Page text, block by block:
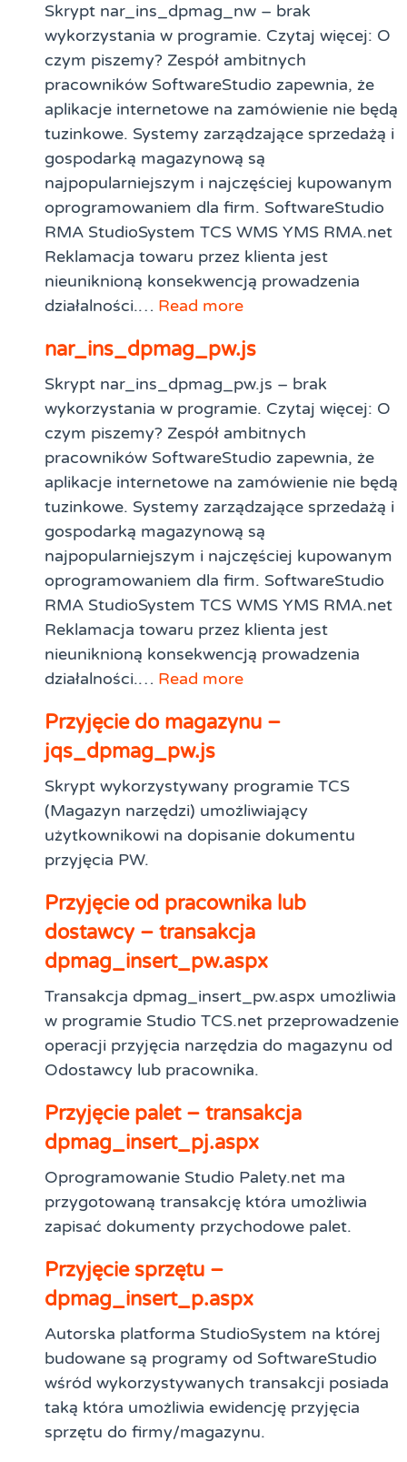
Skrypt nar_ins_dpmag_nw – brak
wykorzystania w programie. Czytaj więcej: O
czym piszemy? Zespół ambitnych
pracowników SoftwareStudio zapewnia, że
aplikacje internetowe na zamówienie nie będą
tuzinkowe. Systemy zarządzające sprzedażą i
gospodarką magazynową są
najpopularniejszym i najczęściej kupowanym
oprogramowaniem dla firm. SoftwareStudio
RMA StudioSystem TCS WMS YMS RMA.net
Reklamacja towaru przez klienta jest
nieuniknioną konsekwencją prowadzenia
działalności.… Read more
nar_ins_dpmag_pw.js
Skrypt nar_ins_dpmag_pw.js – brak
wykorzystania w programie. Czytaj więcej: O
czym piszemy? Zespół ambitnych
pracowników SoftwareStudio zapewnia, że
aplikacje internetowe na zamówienie nie będą
tuzinkowe. Systemy zarządzające sprzedażą i
gospodarką magazynową są
najpopularniejszym i najczęściej kupowanym
oprogramowaniem dla firm. SoftwareStudio
RMA StudioSystem TCS WMS YMS RMA.net
Reklamacja towaru przez klienta jest
nieuniknioną konsekwencją prowadzenia
działalności.… Read more
Przyjęcie do magazynu –
jqs_dpmag_pw.js
Skrypt wykorzystywany programie TCS
(Magazyn narzędzi) umożliwiający
użytkownikowi na dopisanie dokumentu
przyjęcia PW.
Przyjęcie od pracownika lub
dostawcy – transakcja
dpmag_insert_pw.aspx
Transakcja dpmag_insert_pw.aspx umożliwia
w programie Studio TCS.net przeprowadzenie
operacji przyjęcia narzędzia do magazynu od
Odostawcy lub pracownika.
Przyjęcie palet – transakcja
dpmag_insert_pj.aspx
Oprogramowanie Studio Palety.net ma
przygotowaną transakcję która umożliwia
zapisać dokumenty przychodowe palet.
Przyjęcie sprzętu –
dpmag_insert_p.aspx
Autorska platforma StudioSystem na której
budowane są programy od SoftwareStudio
wśród wykorzystywanych transakcji posiada
taką która umożliwia ewidencję przyjęcia
sprzętu do firmy/magazynu.